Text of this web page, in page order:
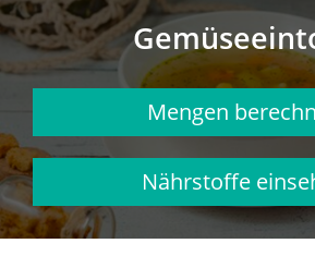
Mengen
Nährstoffe